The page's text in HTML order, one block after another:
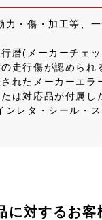
力・傷・加工等、
暦(メーカーチェ
走行傷が認められ
れたメーカーエラ
は対応品が付属し
ンレタ・シール・
に対するお客